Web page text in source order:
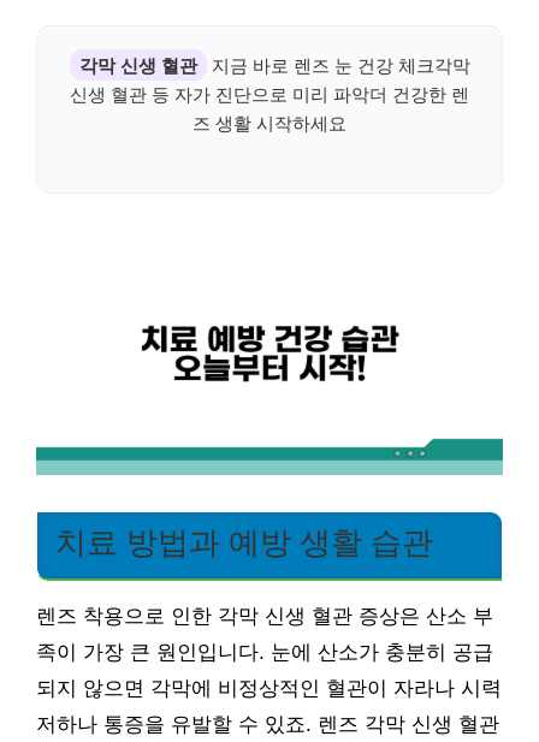
각막 신생 혈관
지금 바로 렌즈 눈 건강 체크각막
신생 혈관 등 자가 진단으로 미리 파악더 건강한 렌
즈 생활 시작하세요
치료 방법과 예방 생활 습관
렌즈 착용으로 인한 각막 신생 혈관 증상은 산소 부
족이 가장 큰 원인입니다. 눈에 산소가 충분히 공급
되지 않으면 각막에 비정상적인 혈관이 자라나 시력
저하나 통증을 유발할 수 있죠. 렌즈 각막 신생 혈관